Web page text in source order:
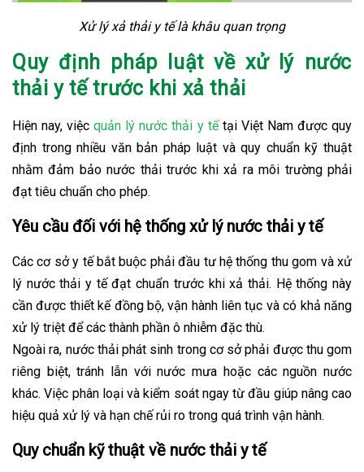
Xử lý xả thải y tế là khâu quan trọng
Quy định pháp luật về xử lý nước
thải y tế trước khi xả thải
Hiện nay, việcquản lý nước thải y tếtại Việt Nam được quy
định trong nhiều văn bản pháp luật và quy chuẩn kỹ thuật
nhằm đảm bảo nước thải trước khi xả ra môi trường phải
đạt tiêu chuẩn cho phép.
Yêu cầu đối với hệ thống xử lý nước thải y tế
Các cơ sở y tế bắt buộc phải đầu tư hệ thống thu gom và xử
lý nước thải y tế đạt chuẩn trước khi xả thải. Hệ thống này
cần được thiết kế đồng bộ, vận hành liên tục và có khả năng
xử lý triệt để các thành phần ô nhiễm đặc thù.
Ngoài ra, nước thải phát sinh trong cơ sở phải được thu gom
riêng biệt, tránh lẫn với nước mưa hoặc các nguồn nước
khác. Việc phân loại và kiểm soát ngay từ đầu giúp nâng cao
hiệu quả xử lý và hạn chế rủi ro trong quá trình vận hành.
Quy chuẩn kỹ thuật về nước thải y tế